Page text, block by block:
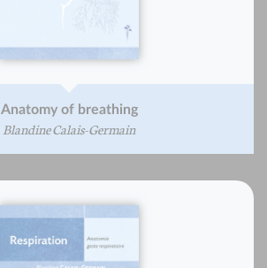
Anatomy of breathing
Blandine Calais-Germain